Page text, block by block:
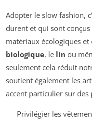
Adopter le slow fashion,
durent et qui sont
matériaux écologiques
biologique, le lin ou
seulement cela réduit
soutient également les
accent particulier sur
Privilégier les